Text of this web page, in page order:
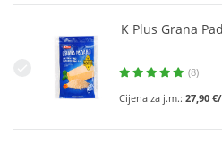
K Plus Grana
(8)
Cijena za j.m.: 27,90